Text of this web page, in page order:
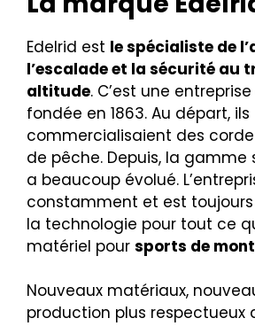
Edelrid est le spécialiste de
l’escalade et la sécurité au
altitude. C’est une
fondée en 1863. Au départ, ils
commercialisaient des
de pêche. Depuis, la gamme
a beaucoup évolué.
constamment et est
la technologie pour tout ce
matériel pour sports de
Nouveaux matériaux,
production plus respectueux